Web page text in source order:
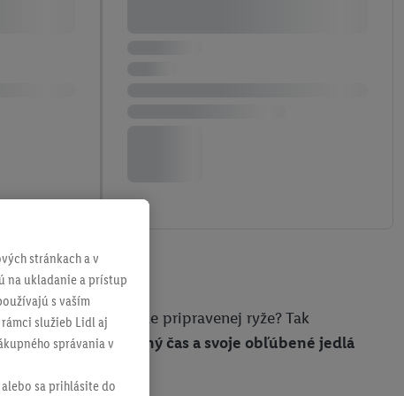
vajec alebo dokonale pripravenej ryže? Tak
ušetríte drahocenný čas a svoje obľúbené jedlá
stránkach a v
na ukladanie a prístup
s vaším
služieb Lidl aj
správania v
sa prihlásite do